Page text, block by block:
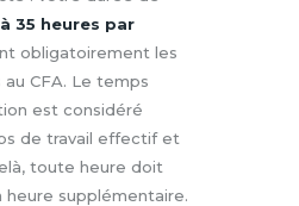
35 heures par
obligatoirement les
CFA. Le temps
est considéré
de travail effectif et
toute heure doit
supplémentaire.